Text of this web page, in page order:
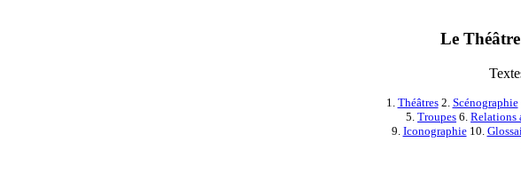
Le
1. Théâtres2. Scénographie
5. Troupes 6. Relations
9. Iconographie10.